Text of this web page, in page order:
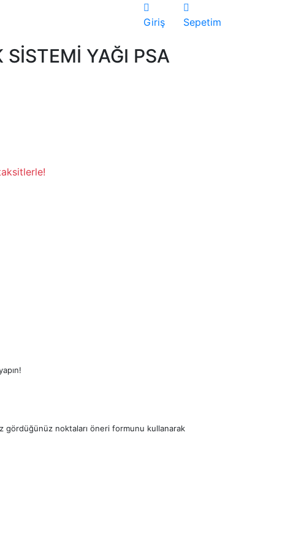
Giriş
Sepetim
SİSTEMİ YAĞI PSA
gördüğünüz noktaları öneri formunu kullanarak